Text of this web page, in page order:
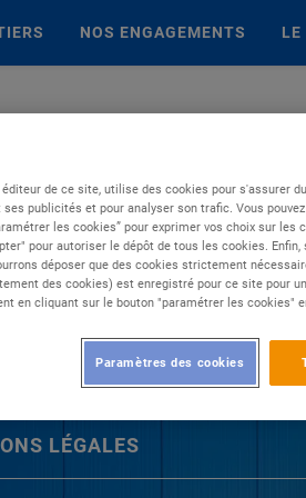
NOS ENGAGEMENTS LE
LÉGALES
éditeur de ce site, utilise des cookies pour s'assurer
ses publicités et pour analyser son trafic. Vous
les cookies” pour exprimer vos choix sur
pour autoriser le dépôt de tous les cookies.
déposer que des cookies strictement
des cookies) est enregistré pour ce site pour
en cliquant sur le bouton "paramétrer les cookies"
Paramètres des cookies